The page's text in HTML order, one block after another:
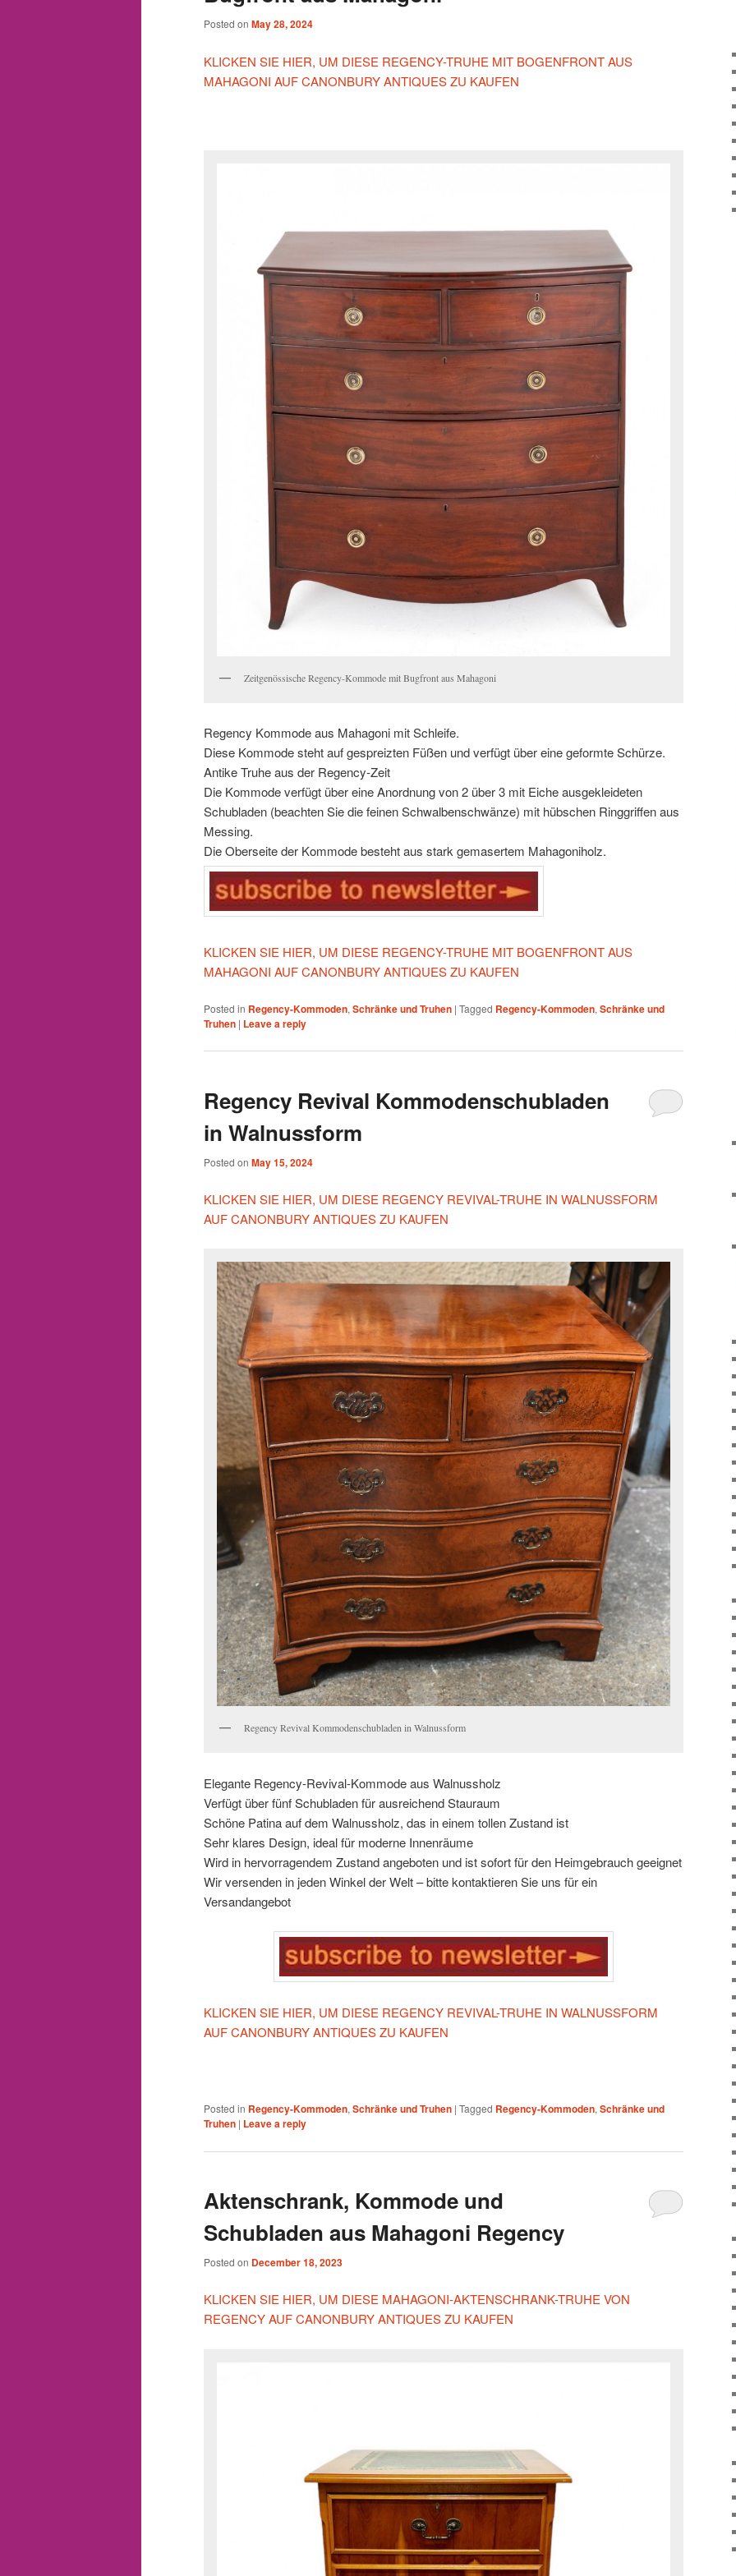
Posted on May 28, 2024
KLICKEN SIE HIER, UM DIESE REGENCY-TRUHE MIT BOGENFRONT AUS
MAHAGONI AUF CANONBURY ANTIQUES ZU KAUFEN
Zeitgenössische Regency-Kommode mit Bugfront aus Mahagoni
Regency Kommode aus Mahagoni mit Schleife.
Diese Kommode steht auf gespreizten Füßen und verfügt über eine geformte Schürze.
Antike Truhe aus der Regency-Zeit
Die Kommode verfügt über eine Anordnung von 2 über 3 mit Eiche ausgekleideten
Schubladen (beachten Sie die feinen Schwalbenschwänze) mit hübschen Ringgriffen aus
Messing.
Die Oberseite der Kommode besteht aus stark gemasertem Mahagoniholz.
KLICKEN SIE HIER, UM DIESE REGENCY-TRUHE MIT BOGENFRONT AUS
MAHAGONI AUF CANONBURY ANTIQUES ZU KAUFEN
Posted in Regency-Kommoden, Schränke und Truhen | Tagged Regency-Kommoden, Schränke und
Truhen | Leave a reply
Regency Revival Kommodenschubladen
in Walnussform
Posted on May 15, 2024
KLICKEN SIE HIER, UM DIESE REGENCY REVIVAL-TRUHE IN WALNUSSFORM
AUF CANONBURY ANTIQUES ZU KAUFEN
Regency Revival Kommodenschubladen in Walnussform
Elegante Regency-Revival-Kommode aus Walnussholz
Verfügt über fünf Schubladen für ausreichend Stauraum
Schöne Patina auf dem Walnussholz, das in einem tollen Zustand ist
Sehr klares Design, ideal für moderne Innenräume
Wird in hervorragendem Zustand angeboten und ist sofort für den Heimgebrauch geeignet
Wir versenden in jeden Winkel der Welt – bitte kontaktieren Sie uns für ein
Versandangebot
KLICKEN SIE HIER, UM DIESE REGENCY REVIVAL-TRUHE IN WALNUSSFORM
AUF CANONBURY ANTIQUES ZU KAUFEN
Posted in Regency-Kommoden, Schränke und Truhen | Tagged Regency-Kommoden, Schränke und
Truhen | Leave a reply
Aktenschrank, Kommode und
Schubladen aus Mahagoni Regency
Posted on December 18, 2023
KLICKEN SIE HIER, UM DIESE MAHAGONI-AKTENSCHRANK-TRUHE VON
REGENCY AUF CANONBURY ANTIQUES ZU KAUFEN